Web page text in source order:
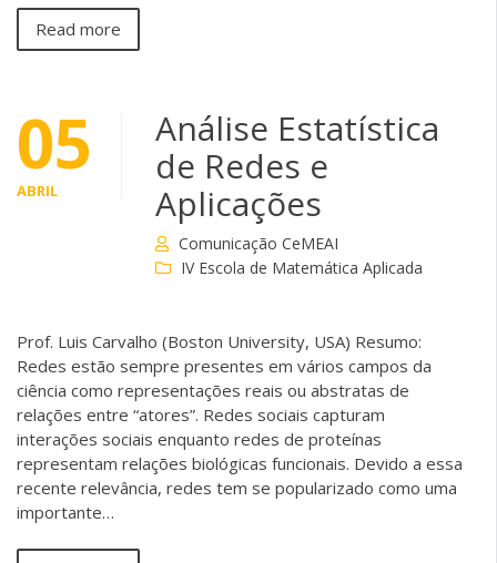
Read more
05
ABRIL
Análise Estatística
de Redes e
Aplicações
Comunicação CeMEAI
IV Escola de Matemática Aplicada
Prof. Luis Carvalho (Boston University, USA) Resumo:
Redes estão sempre presentes em vários campos da
ciência como representações reais ou abstratas de
relações entre “atores”. Redes sociais capturam
interações sociais enquanto redes de proteínas
representam relações biológicas funcionais. Devido a essa
recente relevância, redes tem se popularizado como uma
importante…